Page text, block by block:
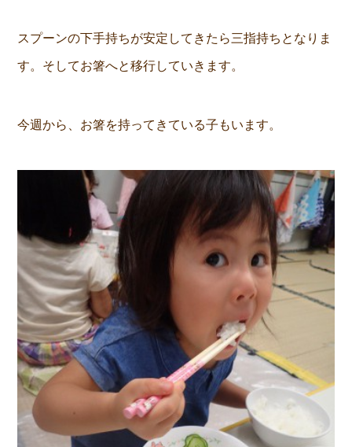
スプーンの下手持ちが安定してきたら三指持ちとなりま
す。そしてお箸へと移行していきます。
今週から、お箸を持ってきている子もいます。